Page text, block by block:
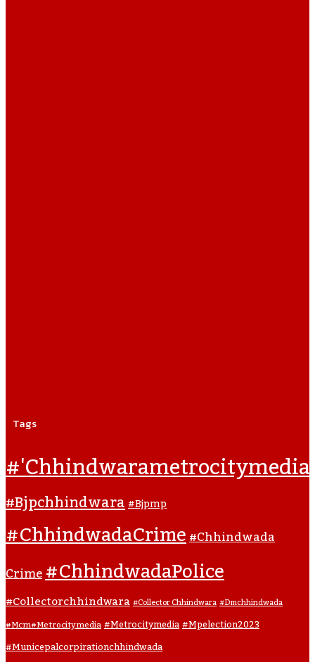
Tags
#'chhindwarametrocitymedia
#bjpchhindwara#bjpmp
#ChhindwadaCrime#Chhindwada
Crime#ChhindwadaPolice
#collectorchhindwara#collector Chhindwara#dmchhindwada
#mcm#metrocitymedia#metrocitymedia#mpelection2023
#municepalcorpirationchhindwada